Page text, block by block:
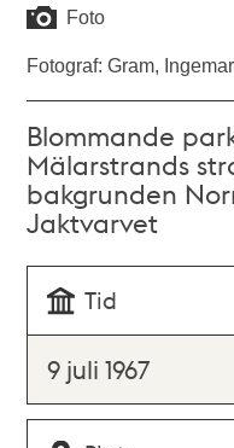
Foto
Fotograf: Gram,
Blommande
Mälarstrands
bakgrunden
Jaktvarvet
Tid
9 juli 1967